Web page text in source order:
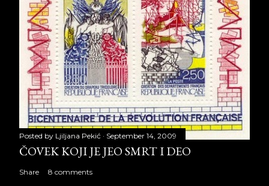
Posted by Ljiljana Pekić September 14, 2009
ČOVEK KOJI JE JEO SMRT I DEO
Share 8 comments